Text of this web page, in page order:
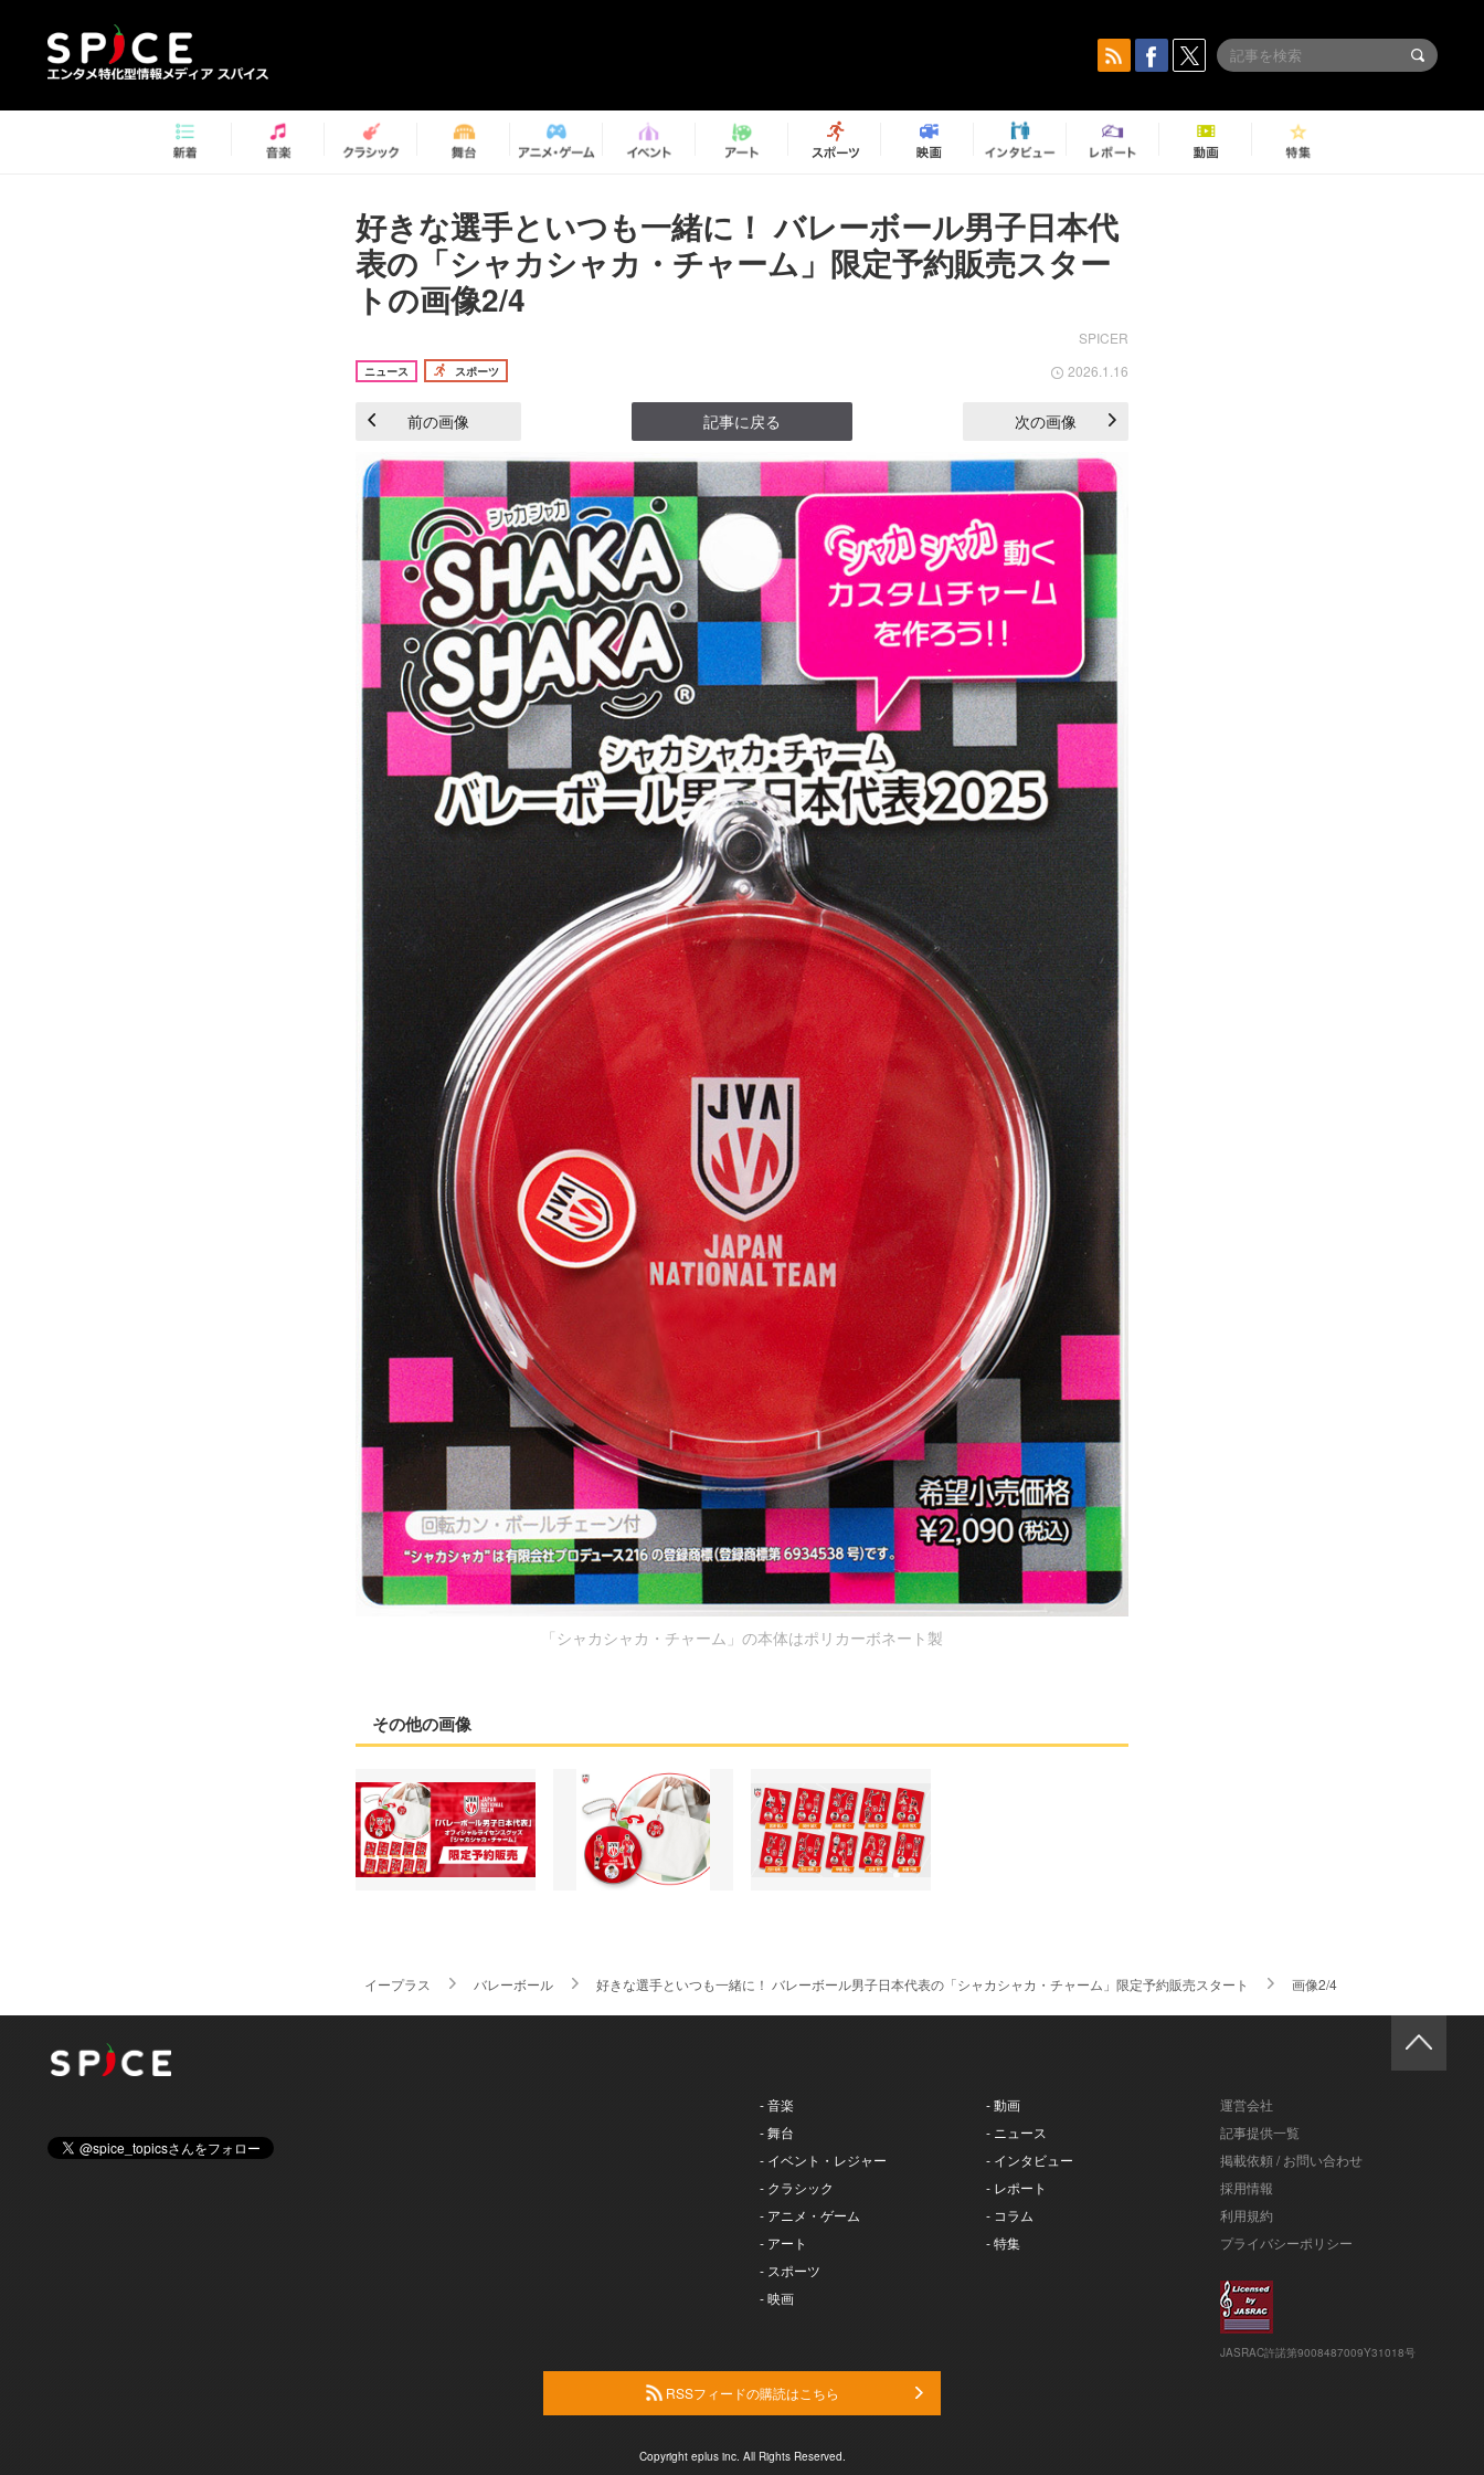
好きな選手といつも一緒に！ バレーボール男子日本代
表の「シャカシャカ・チャーム」限定予約販売スター
トの画像2/4
SPICER
ニュース スポーツ 2026.1.16
前の画像 記事に戻る 次の画像
「シャカシャカ・チャーム」の本体はポリカーボネート製
その他の画像
イープラス バレーボール 好きな選手といつも一緒に！ バレーボール男子日本代表の「シャカシャカ・チャーム」限定予約販売スタート 画像2/4
- 音楽
- 舞台
- イベント・レジャー
- クラシック
- アニメ・ゲーム
- アート
- スポーツ
- 映画
- 動画
- ニュース
- インタビュー
- レポート
- コラム
- 特集
運営会社
記事提供一覧
掲載依頼 / お問い合わせ
採用情報
利用規約
プライバシーポリシー
JASRAC許諾第9008487009Y31018号
RSSフィードの購読はこちら
Copyright eplus inc. All Rights Reserved.